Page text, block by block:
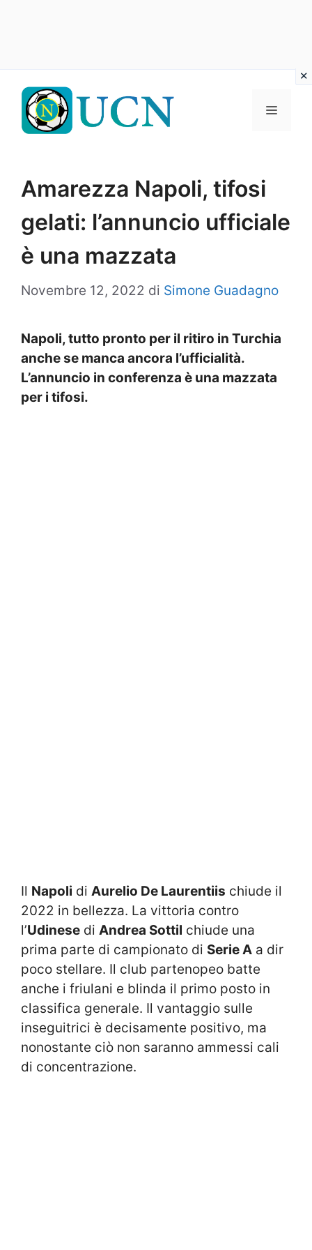
contenuto
Menu
Amarezza Napoli, tifosi
gelati: l’annuncio ufficiale
è una mazzata
Novembre 12, 2022 di Simone Guadagno
Napoli, tutto pronto per il ritiro in Turchia
anche se manca ancora l’ufficialità.
L’annuncio in conferenza è una mazzata
per i tifosi.
Il Napoli di Aurelio De Laurentiis chiude il
2022 in bellezza. La vittoria contro
l’Udinese di Andrea Sottil chiude una
prima parte di campionato di Serie A a dir
poco stellare. Il club partenopeo batte
anche i friulani e blinda il primo posto in
classifica generale. Il vantaggio sulle
inseguitrici è decisamente positivo, ma
nonostante ciò non saranno ammessi cali
di concentrazione.